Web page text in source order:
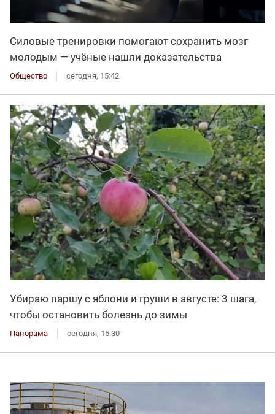
Силовые тренировки помогают сохранить мозг
молодым — учёные нашли доказательства
Общество сегодня, 15:42
Убираю паршу с яблони и груши в августе: 3 шага,
чтобы остановить болезнь до зимы
Панорама сегодня, 15:30